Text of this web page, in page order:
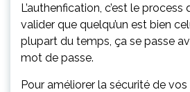
L’authenfication, c’est le process
valider que quelqu’un est bien
plupart du temps, ça se passe
mot de passe.
Pour améliorer la sécurité de